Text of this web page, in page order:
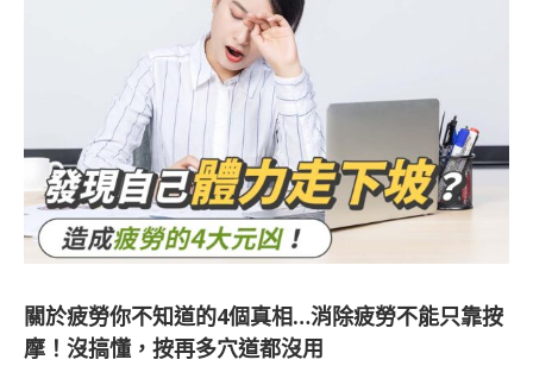
關於疲勞你不知道的4個真相…消除疲勞不能只靠按
摩！沒搞懂，按再多穴道都沒用